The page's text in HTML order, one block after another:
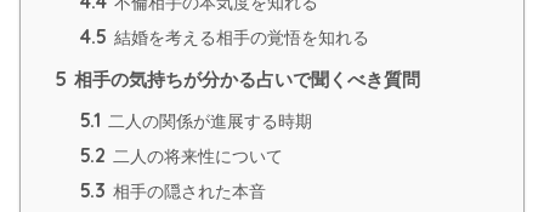
4.5 結婚を考える相手の覚悟を知れる
5 相手の気持ちが分かる占いで聞くべき質問
5.1 二人の関係が進展する時期
5.2 二人の将来性について
5.3 相手の隠された本音